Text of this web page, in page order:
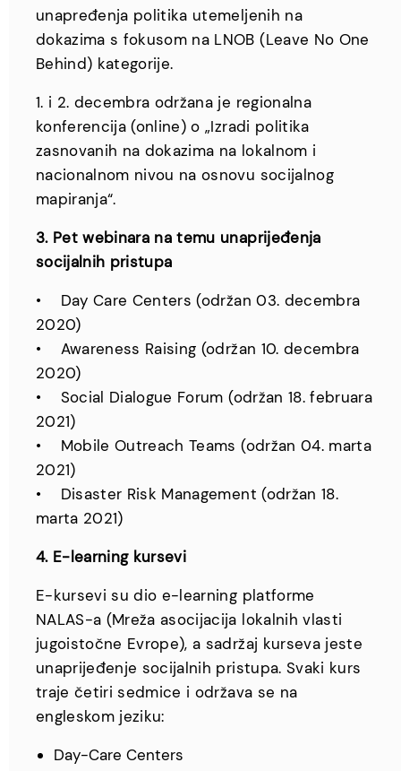
unapređenja politika utemeljenih na
dokazima s fokusom na LNOB (Leave No One
Behind) kategorije.
1. i 2. decembra održana je regionalna
konferencija (online) o „Izradi politika
zasnovanih na dokazima na lokalnom i
nacionalnom nivou na osnovu socijalnog
mapiranja“.
3. Pet webinara na temu unaprijeđenja
socijalnih pristupa
• Day Care Centers (održan 03. decembra
2020)
• Awareness Raising (održan 10. decembra
2020)
• Social Dialogue Forum (održan 18. februara
2021)
• Mobile Outreach Teams (održan 04. marta
2021)
• Disaster Risk Management (održan 18.
marta 2021)
4. E-learning kursevi
E-kursevi su dio e-learning platforme
NALAS-a (Mreža asocijacija lokalnih vlasti
jugoistočne Evrope), a sadržaj kurseva jeste
unaprijeđenje socijalnih pristupa. Svaki kurs
traje četiri sedmice i održava se na
engleskom jeziku:
Day-Care Centers